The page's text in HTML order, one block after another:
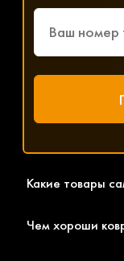
Какие товары
Чем хороши